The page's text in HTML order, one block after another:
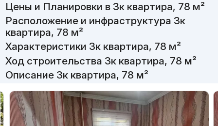
Цены и Планировки в 3к квартира, 78 м²
Расположение и инфраструктура 3к
квартира, 78 м²
Характеристики 3к квартира, 78 м²
Ход строительства 3к квартира, 78 м²
Описание 3к квартира, 78 м²